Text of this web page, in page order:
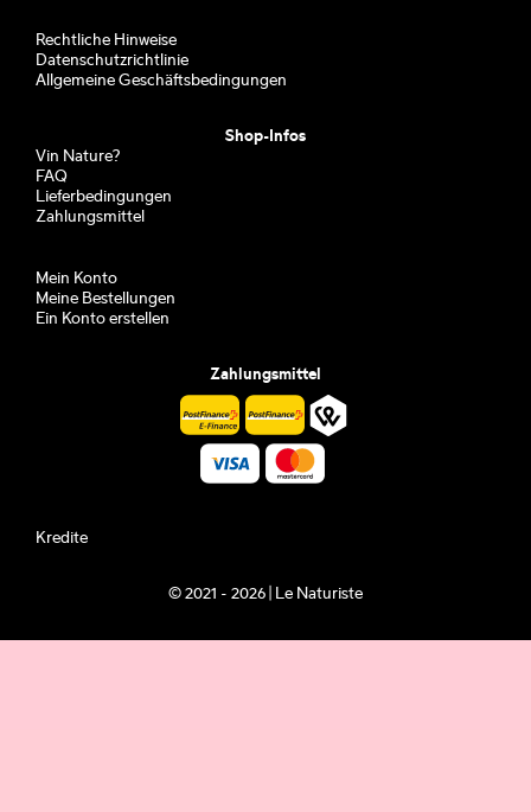
Rechtliche Hinweise
Datenschutzrichtlinie
Allgemeine Geschäftsbedingungen
Shop-Infos
Vin Nature?
FAQ
Lieferbedingungen
Zahlungsmittel
Mein Konto
Meine Bestellungen
Ein Konto erstellen
Zahlungsmittel
Kredite
© 2021 - 2026 | Le Naturiste